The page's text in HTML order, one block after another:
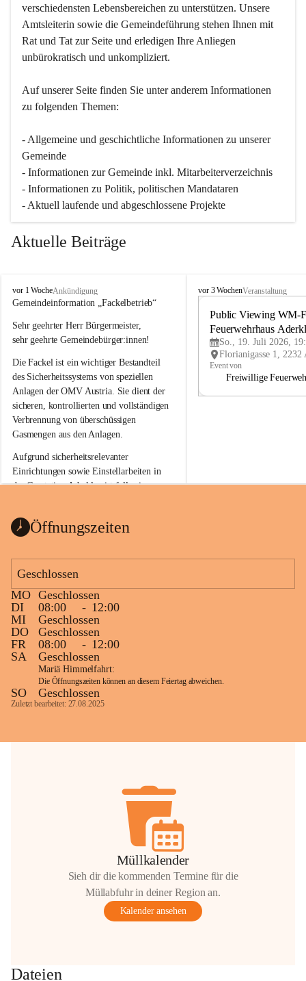
verschiedensten Lebensbereichen zu unterstützen. Unsere
Amtsleiterin sowie die Gemeindeführung stehen Ihnen mit
Rat und Tat zur Seite und erledigen Ihre Anliegen
unbürokratisch und unkompliziert.
Auf unserer Seite finden Sie un­ter an­de­rem Informationen
zu folgenden Themen:
- Allgemeine und geschichtliche Informationen zu unserer
Gemeinde
- Informationen zur Gemeinde inkl. Mitarbeiterverzeichnis
- Informationen zu Politik, politischen Mandataren
- Aktuell laufende und abgeschlossene Projekte
Aktuelle Beiträge
A
d
r
k
a
a
vor 1 WocheAnkündigung
Gemeindeinformation „Fackelbetrieb“
Sehr geehrter Herr Bürgermeister,
sehr geehrte Gemeindebürger:innen!
Die Fackel ist ein wichtiger Bestandteil
des Sicherheitssystems von speziellen
Anlagen der OMV Austria. Sie dient der
sicheren, kontrollierten und vollständigen
Verbrennung von überschüssigen
Gasmengen aus den Anlagen.
Aufgrund sicherheitsrelevanter
Einrichtungen sowie Einstellarbeiten in
der Gasstation Aderklaa ist fallweise
kommenden Tagen und Wochen wird
sein.
Die OMV Austria ist bemüht, für die
Bevölkerung ungewohnte, jedoch
technisch notwendige Betriebszustände so
kurz wie möglich zu halten.
Wir bitten daher die umliegende
Bevölkerung um Verständnis.
Glück Auf!
GmbH
anrainer-service@omv.com
Bei Fragen, Anliegen oder Beschwerden.
Wartungsarbeiten
A
vor 3 WochenVeranstaltung
Public Viewing WM-
Feuerwehrhaus
So., 19. Juli 2026,
Event von
Freiwillige
Öffnungszeiten
Geschlossen
MO Geschlossen
DI
08:00 - 12:00
MI
Geschlossen
DO
Geschlossen
FR
08:00 - 12:00
SA
Geschlossen
Mariä Himmelfahrt:
Die Öffnungszeiten können an diesem Feiertag abweichen.
SO Geschlossen
Zuletzt bearbeitet: 27.08.2025
Müllkalender
Sieh dir die kommenden Termine für die
Müllabfuhr in deiner Region an.
Kalender ansehen
Dateien